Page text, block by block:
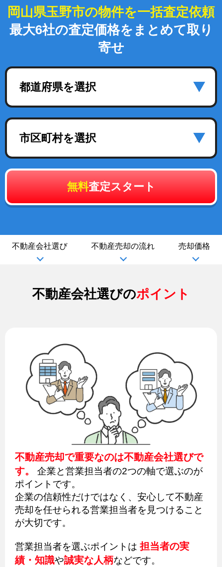
岡山県玉野市の物件を一括査定依頼
最大6社の査定価格をまとめて取り
寄せ
都道府県を選択
市区町村を選択
無料査定スタート
不動産会社選び 不動産売却の流れ 売却価格
不動産会社選びのポイント
不動産売却で重要なのは不動産会社選びで
す。
企業と営業担当者の2つの軸で選ぶのが
ポイントです。
企業の信頼性だけではなく、安心して不動産
売却を任せられる営業担当者を見つけること
が大切です。
営業担当者を選ぶポイントは 担当者の実
績・知識や誠実な人柄などです。